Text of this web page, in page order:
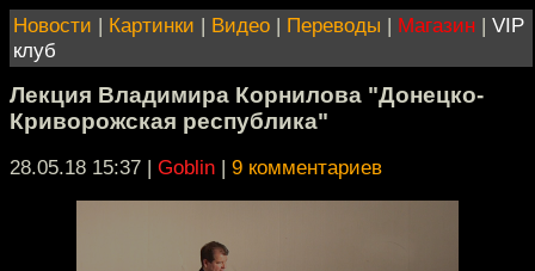
Новости | Картинки | Видео | Переводы | Магазин | VIP
клуб
Лекция Владимира Корнилова "Донецко-
Криворожская республика"
28.05.18 15:37 | Goblin | 9 комментариев